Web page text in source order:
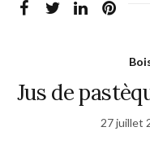
Jus de
27 juillet